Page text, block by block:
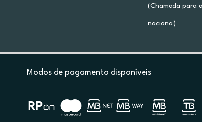
(Chamada para
nacional)
Modos de pagamento disponíveis